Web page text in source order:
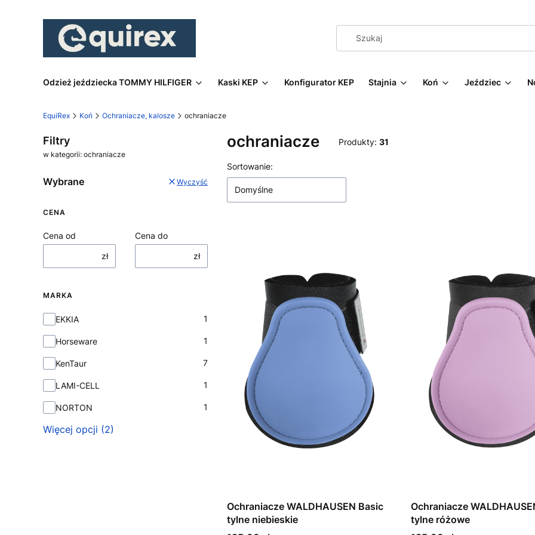
Odzież jeździecka TOMMY HILFIGER Kaski KEP Konfigurator KEP Stajnia Koń Jeździec
EquiRex Koń Ochraniacze, kalosze ochraniacze
Filtry
w kategorii: ochraniacze
Wybrane Wyczyść
CENA
Cena od
zł
Cena do
zł
MARKA
Marka
EKKIA 1
Horseware 1
KenTaur 7
LAMI-CELL 1
NORTON 1
Więcej opcji (2)
ochraniacze Produkty: 31
Lista produktów
Sortowanie:
Domyślne
Ochraniacze WALDHAUSEN Basic
tylne niebieskie
Ochraniacze
tylne różowe